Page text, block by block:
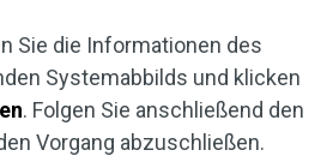
Sie die Informationen des
Systemabbilds und klicken
. Folgen Sie anschließend den
Vorgang abzuschließen.